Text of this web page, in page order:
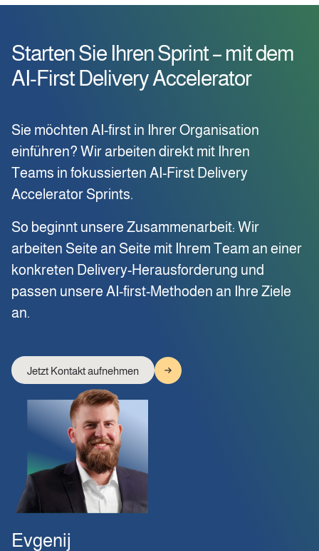
Starten Sie Ihren Sprint – mit dem
AI-First Delivery Accelerator
Sie möchten AI-first in Ihrer Organisation
einführen? Wir arbeiten direkt mit Ihren
Teams in fokussierten AI-First Delivery
Accelerator Sprints.
So beginnt unsere Zusammenarbeit: Wir
arbeiten Seite an Seite mit Ihrem Team an einer
konkreten Delivery-Herausforderung und
passen unsere AI-first-Methoden an Ihre Ziele
an.
Jetzt Kontakt aufnehmen
Evgenij